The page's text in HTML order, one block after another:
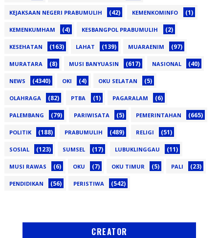
KEJAKSAAN NEGERI PRABUMULIH (42) KEMENKOMINFO (1)
KEMENKUMHAM (4) KESBANGPOL PRABUMULIH (2)
KESEHATAN (163) LAHAT (139) MUARAENIM (97)
MURATARA (8) MUSI BANYUASIN (617) NASIONAL (40)
NEWS (4340) OKI (4) OKU SELATAN (5)
OLAHRAGA (82) PTBA (1) PAGARALAM (6)
PALEMBANG (79) PARIWISATA (5) PEMERINTAHAN (665)
POLITIK (188) PRABUMULIH (489) RELIGI (51)
SOSIAL (123) SUMSEL (17) LUBUKLINGGAU (11)
MUSI RAWAS (6) OKU (7) OKU TIMUR (5) PALI (23)
PENDIDIKAN (56) PERISTIWA (542)
CREATOR